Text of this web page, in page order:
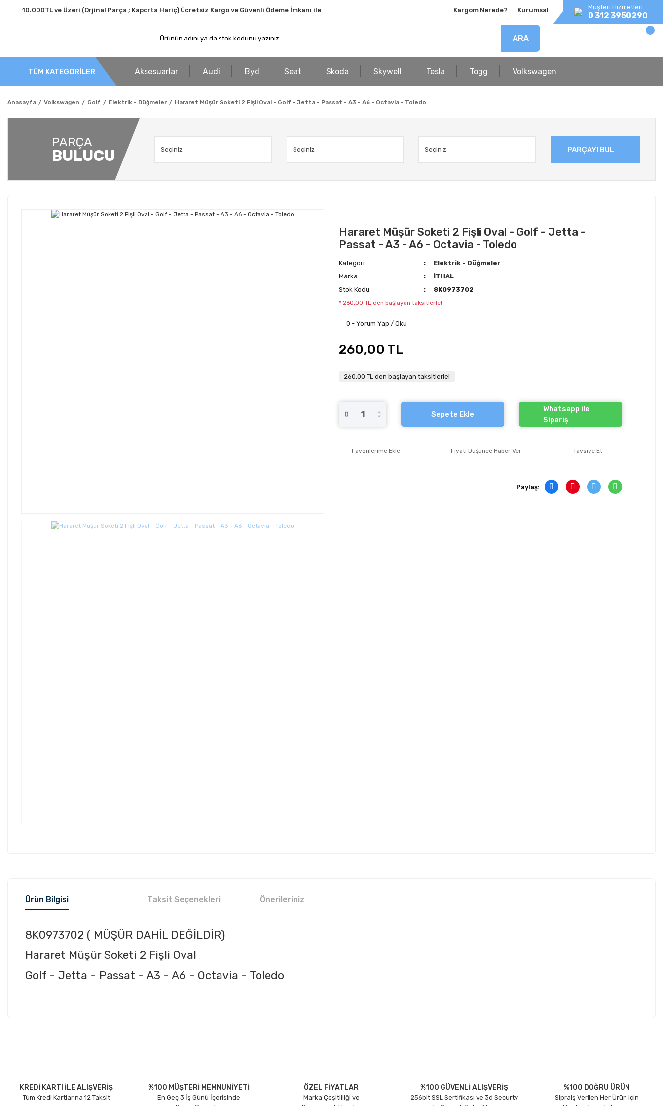
10.000TL ve Üzeri (Orjinal Parça ; Kaporta Hariç) Ücretsiz Kargo ve Güvenli Ödeme İmkanı ile Kargom Nerede? Kurumsal Müşteri Hizmetleri
0 312 3950290
ARA
TÜM KATEGORİLER Aksesuarlar Audi Byd Seat Skoda Skywell Tesla Togg Volkswagen
Anasayfa Volkswagen Golf Elektrik - Düğmeler Hararet Müşür Soketi 2 Fişli Oval - Golf - Jetta - Passat - A3 - A6 - Octavia - Toledo
PARÇA
BULUCU PARÇAYI BUL
Hararet Müşür Soketi 2 Fişli Oval - Golf - Jetta -
Passat - A3 - A6 - Octavia - Toledo
Kategori
Elektrik - Düğmeler
Marka
İTHAL
Stok Kodu
8K0973702
* 260,00 TL den başlayan taksitlerle!
0 - Yorum Yap / Oku
260,00 TL
260,00 TL den başlayan taksitlerle!
Sepete Ekle
Whatsapp ile
Sipariş
Fiyatı Düşünce Haber Ver Tavsiye Et
Paylaş:
Ürün Bilgisi Taksit Seçenekleri Önerileriniz
8K0973702 ( MÜŞÜR DAHİL DEĞİLDİR)
Hararet Müşür Soketi 2 Fişli Oval
Golf - Jetta - Passat - A3 - A6 - Octavia - Toledo
Ürün bilgilerinde hatalar bulunuyor.
Ürün fiyatı diğer sitelerden daha pahalı.
KREDİ KARTI İLE ALIŞVERİŞ
Tüm Kredi Kartlarına 12 Taksit
%100 MÜŞTERİ MEMNUNİYETİ
En Geç 3 İş Günü İçerisinde
ÖZEL FİYATLAR
Marka Çeşitliliği ve
%100 GÜVENLİ ALIŞVERİŞ
256bit SSL Sertifikası ve 3d Securty
%100 DOĞRU ÜRÜN
Sipraiş Verilen Her Ürün için